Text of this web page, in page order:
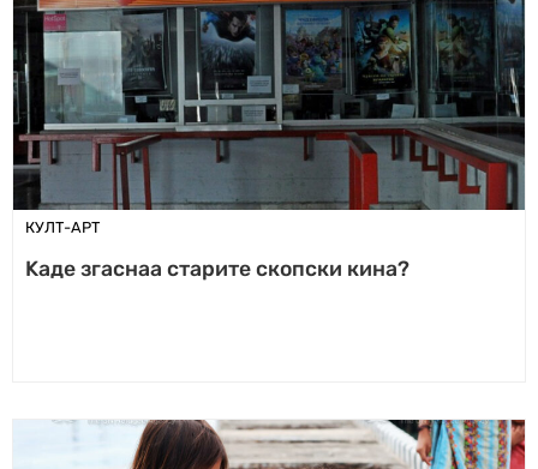
КУЛТ-АРТ
Kаде згаснаа старите скопски кина?